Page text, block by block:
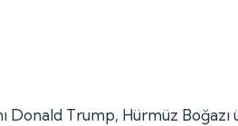
Donald Trump, Hürmüz